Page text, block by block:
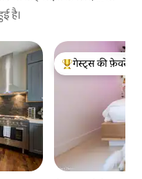
है।
गेस्ट्स का टॉप फ़ेवरेट
गेस्ट्स की फ़ेवरेट